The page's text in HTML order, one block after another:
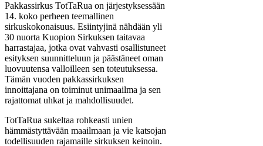
Pakkassirkus TotTaRua on järjestyksessään
14. koko perheen teemallinen
sirkuskokonaisuus. Esiintyjinä nähdään yli
30 nuorta Kuopion Sirkuksen taitavaa
harrastajaa, jotka ovat vahvasti osallistuneet
esityksen suunnitteluun ja päästäneet oman
luovuutensa valloilleen sen toteutuksessa.
Tämän vuoden pakkassirkuksen
innoittajana on toiminut unimaailma ja sen
rajattomat uhkat ja mahdollisuudet.
TotTaRua sukeltaa rohkeasti unien
hämmästyttävään maailmaan ja vie katsojan
todellisuuden rajamaille sirkuksen keinoin.